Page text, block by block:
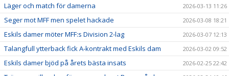
Läger och match för damerna 2026-03-13 11:26
Seger mot MFF men spelet hackade 2026-03-08 18:21
Eskils damer möter MFF:s Division 2-lag 2026-03-07 12:13
Talangfull ytterback fick A-kontrakt med Eskils dam 2026-03-02 09:52
Eskils damer bjöd på årets bästa insats 2026-02-25 22:42